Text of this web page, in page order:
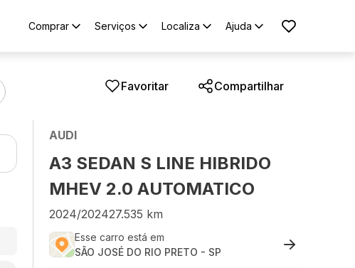
Comprar Serviços Localiza Ajuda
Favoritar Compartilhar
AUDI
A3 SEDAN S LINE HIBRIDO
MHEV 2.0 AUTOMATICO
2024/202427.535 km
Esse carro está em
SÃO JOSÉ DO RIO PRETO - SP